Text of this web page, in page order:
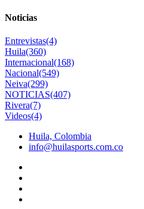
Noticias
Entrevistas(4)
Huila(360)
Internacional(168)
Nacional(549)
Neiva(299)
NOTICIAS(407)
Rivera(7)
Videos(4)
Huila, Colombia
info@huilasports.com.co